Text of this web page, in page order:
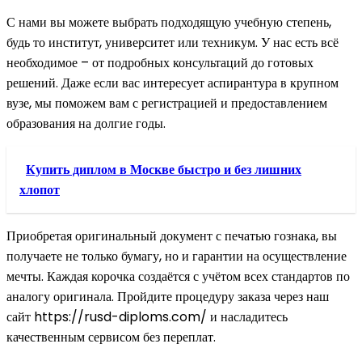
С нами вы можете выбрать подходящую учебную степень,
будь то институт, университет или техникум. У нас есть всё
необходимое – от подробных консультаций до готовых
решений. Даже если вас интересует аспирантура в крупном
вузе, мы поможем вам с регистрацией и предоставлением
образования на долгие годы.
Купить диплом в Москве быстро и без лишних
хлопот
Приобретая оригинальный документ с печатью гознака, вы
получаете не только бумагу, но и гарантии на осуществление
мечты. Каждая корочка создаётся с учётом всех стандартов по
аналогу оригинала. Пройдите процедуру заказа через наш
сайт https://rusd-diploms.com/ и насладитесь
качественным сервисом без переплат.